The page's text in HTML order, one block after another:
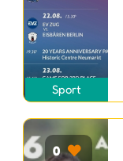
Sport
0